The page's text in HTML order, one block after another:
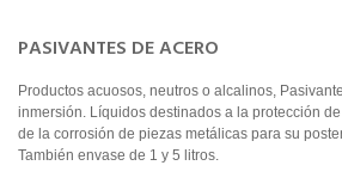
PASIVANTES DE ACERO
Productos acuosos, neutros o alcalinos,
inmersión. Líquidos destinados a la protección
de la corrosión de piezas metálicas para su
También envase de 1 y 5 litros.